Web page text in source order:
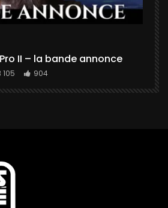
II – la bande annonce
105 904